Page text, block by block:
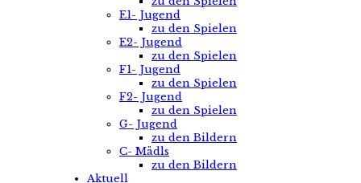
E1- Jugend
zu den Spielen
E2- Jugend
zu den Spielen
F1- Jugend
zu den Spielen
F2- Jugend
zu den Spielen
G- Jugend
zu den Bildern
C- Mädls
zu den Bildern
Aktuell